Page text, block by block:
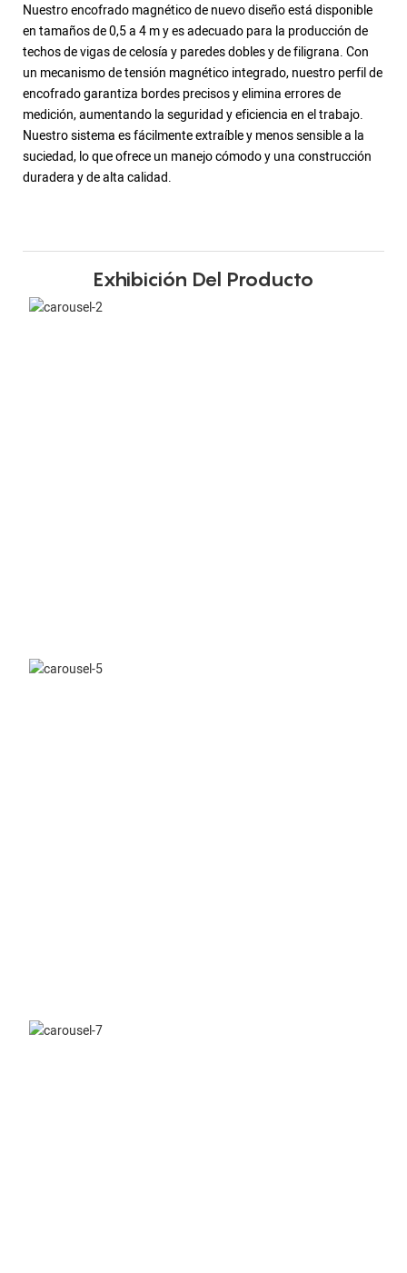
Nuestro encofrado magnético de nuevo diseño está disponible
en tamaños de 0,5 a 4 m y es adecuado para la producción de
techos de vigas de celosía y paredes dobles y de filigrana. Con
un mecanismo de tensión magnético integrado, nuestro perfil de
encofrado garantiza bordes precisos y elimina errores de
medición, aumentando la seguridad y eficiencia en el trabajo.
Nuestro sistema es fácilmente extraíble y menos sensible a la
suciedad, lo que ofrece un manejo cómodo y una construcción
duradera y de alta calidad.
Exhibición Del Producto